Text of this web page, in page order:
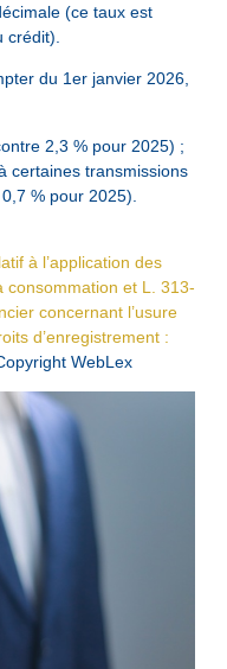
(ce taux est
du 1er janvier 2026,
2,3 % pour 2025) ;
certaines transmissions
% pour 2025).
à l’application des
consommation et L. 313-
concernant l’usure
d’enregistrement :
WebLex